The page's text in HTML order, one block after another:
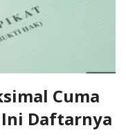
Cuma
Ini Daftarnya